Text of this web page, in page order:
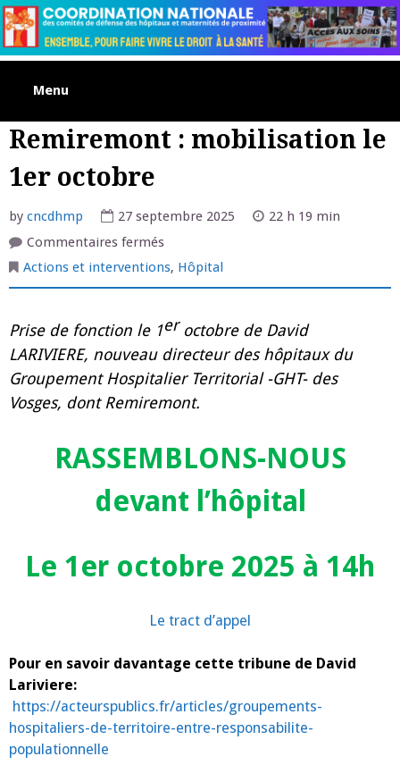
Skip
to
content
Menu
Remiremont : mobilisation le
1er octobre
by cncdhmp 27 septembre 2025
22 h 19 min
Commentaires ferméssur
:
mobilisation
le
Actions et interventions, Hôpital
Prise de fonction le 1er octobre de David
LARIVIERE, nouveau directeur des hôpitaux du
Groupement Hospitalier Territorial -GHT- des
Vosges, dont Remiremont.
RASSEMBLONS-NOUS
devant l’hôpital
Le 1er octobre 2025 à 14h
Le tract d’appel
Pour en savoir davantage cette tribune de David
Lariviere:
https://acteurspublics.fr/articles/groupements-
hospitaliers-de-territoire-entre-responsabilite-
populationnelle